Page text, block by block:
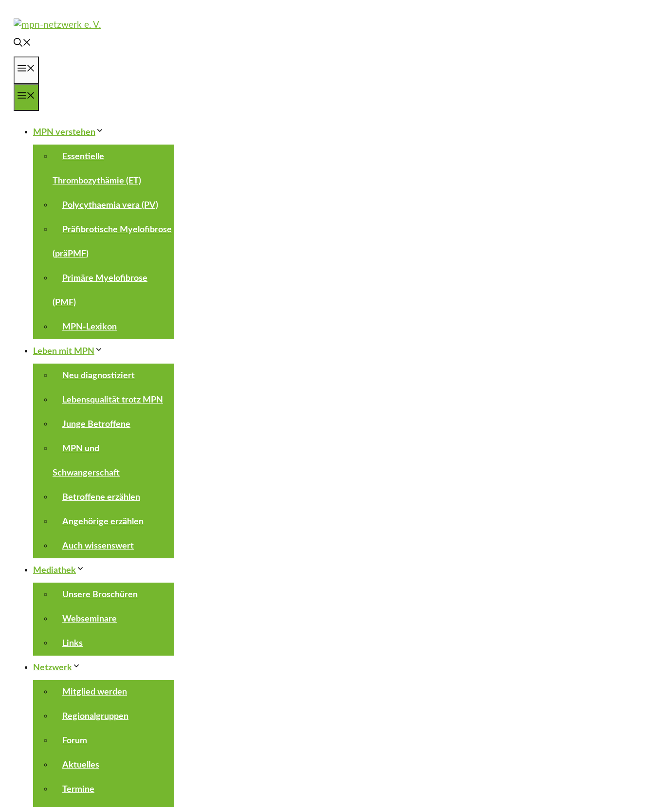
Inhalt
springen
MPN verstehen
Essentielle
Thrombozythämie (ET)
Polycythaemia vera (PV)
Präfibrotische Myelofibrose
(präPMF)
Primäre Myelofibrose
(PMF)
MPN-Lexikon
Leben mit MPN
Neu diagnostiziert
Lebensqualität trotz MPN
Junge Betroffene
MPN und
Schwangerschaft
Betroffene erzählen
Angehörige erzählen
Auch wissenswert
Mediathek
Unsere Broschüren
Webseminare
Links
Netzwerk
Mitglied werden
Regionalgruppen
Forum
Aktuelles
Termine